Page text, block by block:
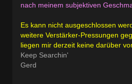
nach meinem subjektiven
Es kann nicht ausgeschlossen
weitere Verstärker-Pressungen
liegen mir derzeit keine darüber
Keep Searchin'
Gerd